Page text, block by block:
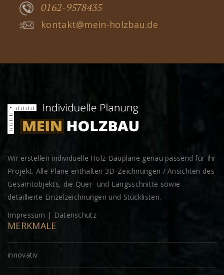
0162-9578435
kontakt@mein-holzbau.de
Wir erstellen individuelle Holz-Baupläne genau passend für Ihr
Projekt. Alle Pläne enthalten 3D-Zeichnungen / Ansichten des
Gesamtobjekts, die Quer- und Längsschnitte sowie
detaillierte Einzelzeichnungen und Stücklisten.
Impressum | Datenschutz
MERKMALE
innovativ